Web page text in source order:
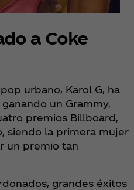
a Coke
urbano, Karol G, ha
un Grammy,
premios Billboard,
siendo la primera mujer
un premio tan
grandes éxitos